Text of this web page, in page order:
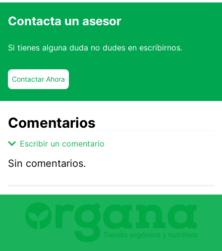
Contacta un asesor
Si tienes alguna duda no dudes en escribirnos.
Contactar Ahora
Comentarios
Escribir un comentario
Comentario
Califique el producto de 1 a 5 estrellas
Sin comentarios.